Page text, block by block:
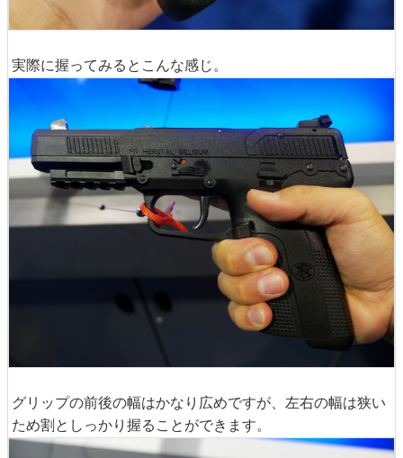
実際に握ってみるとこんな感じ。
グリップの前後の幅はかなり広めですが、左右の幅は狭い
ため割としっかり握ることができます。